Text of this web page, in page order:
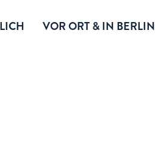
VOR ORT & IN BERLIN